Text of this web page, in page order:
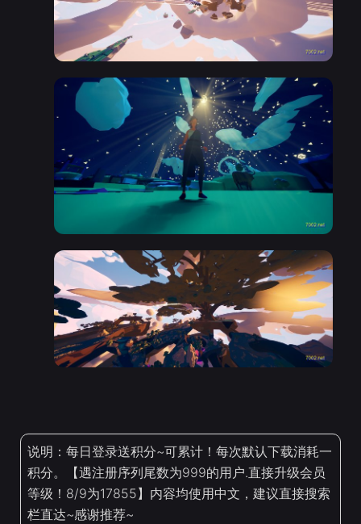
说明：每日登录送积分~可累计！每次默认下载消耗一
积分。【遇注册序列尾数为999的用户.直接升级会员
等级！8/9为17855】内容均使用中文，建议直接搜索
栏直达~感谢推荐~